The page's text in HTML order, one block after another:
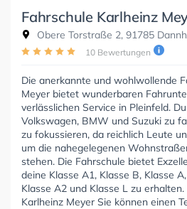
Fahrschule Karlheinz
Obere Torstraße 2, 91785
10 Bewertungen
Die anerkannte und wohlwollende
Meyer bietet wunderbaren
verlässlichen Service in Pleinfeld.
Volkswagen, BMW und Suzuki zu
zu fokussieren, da reichlich Leute
um die nahegelegenen
stehen. Die Fahrschule bietet
deine Klasse A1, Klasse B, Klasse
Klasse A2 und Klasse L zu
Karlheinz Meyer Sie können einen